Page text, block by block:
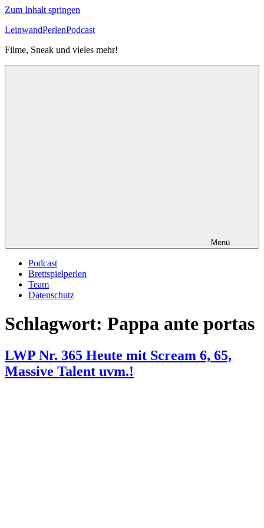
Zum Inhalt springen
LeinwandPerlenPodcast
Filme, Sneak und vieles mehr!
Menü
Podcast
Brettspielperlen
Team
Datenschutz
Schlagwort: Pappa ante portas
LWP Nr. 365 Heute mit Scream 6, 65,
Massive Talent uvm.!